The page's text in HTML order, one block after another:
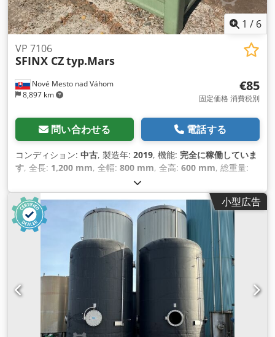
1 / 6
Nové Mesto nad Váhom
8,897 km
VP 7106
SFINX CZtyp.Mars
€85
固定価格 消費税別
問い合わせる 電話する
コンディション: 中古, 製造年: 2019, 機能: 完全に稼働していま
す, 全長: 1,200 mm, 全幅: 800 mm, 全高: 600 mm, 総重量:
, 空車重量:
能力:1,000 kg（キログラム）, 内寸高さ:580 mm, 装備:クレ
ーン, 小型広告